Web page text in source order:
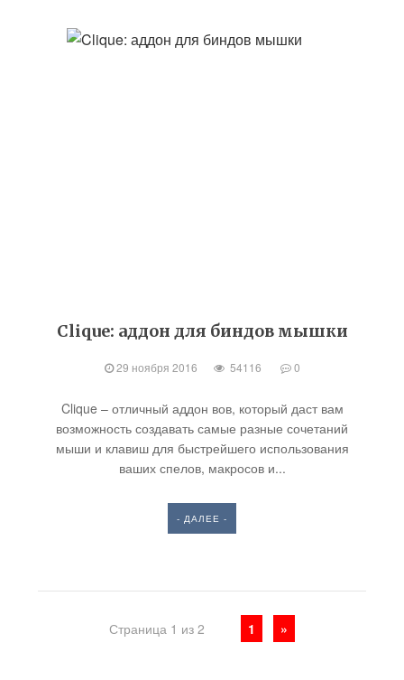
Clique: аддон для биндов мышки
29 ноября 2016 54116 0
Clique – отличный аддон вов, который даст вам
возможность создавать самые разные сочетаний
мыши и клавиш для быстрейшего использования
ваших спелов, макросов и...
- ДАЛЕЕ -
Страница 1 из 2 1 »